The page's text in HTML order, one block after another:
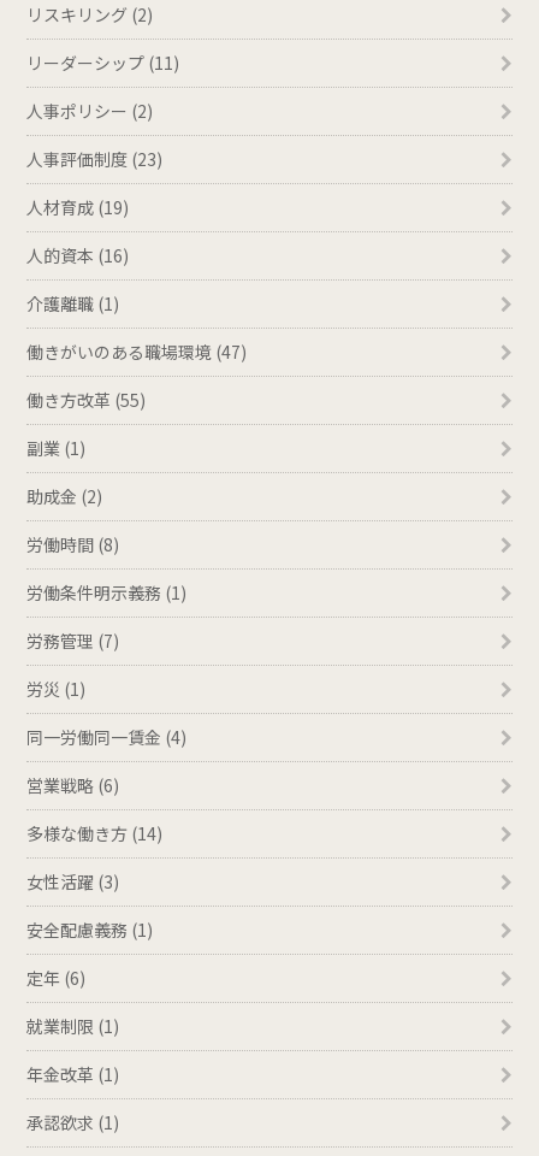
リスキリング (2)
リーダーシップ (11)
人事ポリシー (2)
人事評価制度 (23)
人材育成 (19)
人的資本 (16)
介護離職 (1)
働きがいのある職場環境 (47)
働き方改革 (55)
副業 (1)
助成金 (2)
労働時間 (8)
労働条件明示義務 (1)
労務管理 (7)
労災 (1)
同一労働同一賃金 (4)
営業戦略 (6)
多様な働き方 (14)
女性活躍 (3)
安全配慮義務 (1)
定年 (6)
就業制限 (1)
年金改革 (1)
承認欲求 (1)